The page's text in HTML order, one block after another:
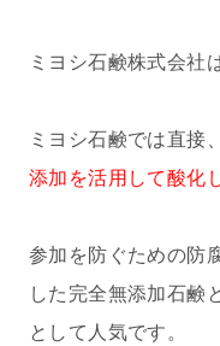
ミヨシ石鹸株式会社
ミヨシ石鹸では直接
添加を活用して酸化
参加を防ぐための防
した完全無添加石鹸
として人気です。